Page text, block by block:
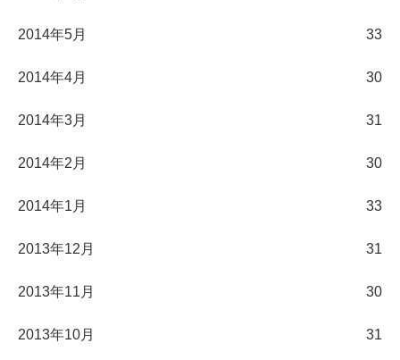
2014年5月 33
2014年4月 30
2014年3月 31
2014年2月 30
2014年1月 33
2013年12月 31
2013年11月 30
2013年10月 31